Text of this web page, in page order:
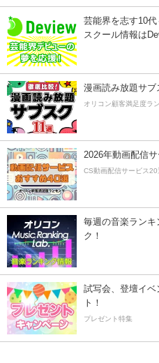
芸能界を志す10代
スクール情報は
漫画読み放題サブ
オリコン顧客満足度ラ
2026年動画配信
CS動画配信サービス20
毎週の音楽ランキ
ク！
試写会、登壇イ
ト！
プレゼント特集